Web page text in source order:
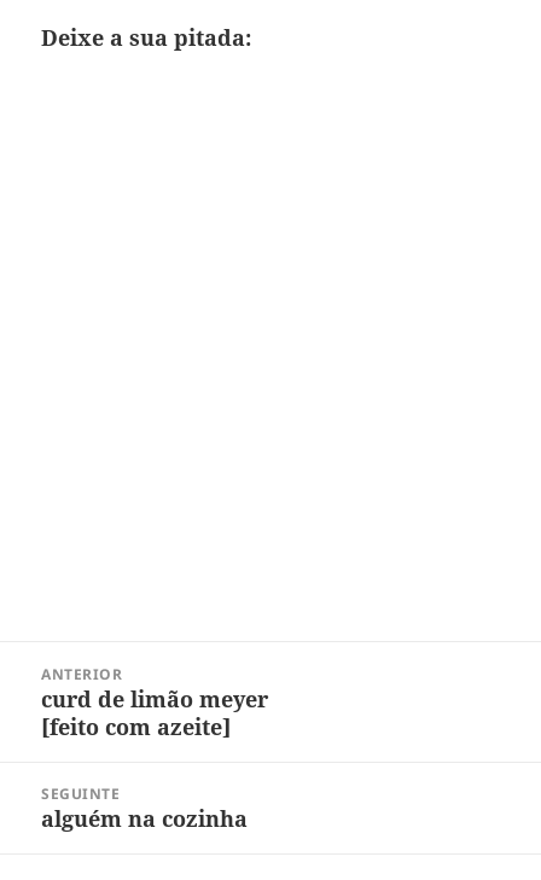
Deixe a sua pitada:
ANTERIOR
Post
anterior:
curd de limão meyer
[feito com azeite]
SEGUINTE
Próximo
alguém na cozinha